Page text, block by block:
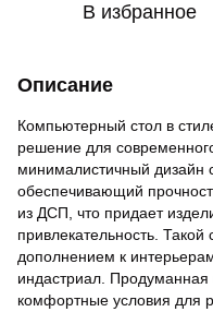
В избранное
Описание
Компьютерный стол в
решение для
минималистичный дизайн
обеспечивающий
из ДСП, что придает
привлекательность.
дополнением к
индастриал. Продуманная
комфортные условия для